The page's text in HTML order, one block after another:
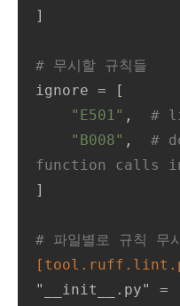
]
# 무시할 규칙들
ignore = [
"E501" , #
"B008" , #
function calls
]
# 파일별로 규칙 무
"__init__.py"
=